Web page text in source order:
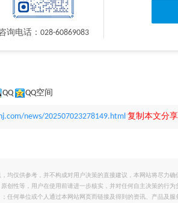
询电话：028-60869083
QQ QQ空间
news/202507023278149.html 复制本文分
均仅供参考，并不构成对用户决策的直接建议，本网站将尽力
创性等，用户在使用前请进一步核实，并对任何自主决策的行
任何单位或个人通过本网站网页而链接及得到的资讯、产品及